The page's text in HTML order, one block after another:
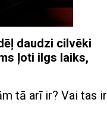
daudzi cilvēki
ļoti ilgs laiks,
tā arī ir? Vai tas ir